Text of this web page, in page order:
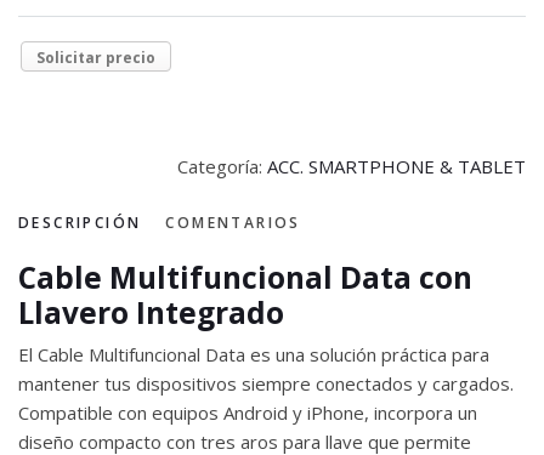
Solicitar precio
Categoría: ACC. SMARTPHONE & TABLET
DESCRIPCIÓN COMENTARIOS
Cable Multifuncional Data con
Llavero Integrado
El Cable Multifuncional Data es una solución práctica para
mantener tus dispositivos siempre conectados y cargados.
Compatible con equipos Android y iPhone, incorpora un
diseño compacto con tres aros para llave que permite